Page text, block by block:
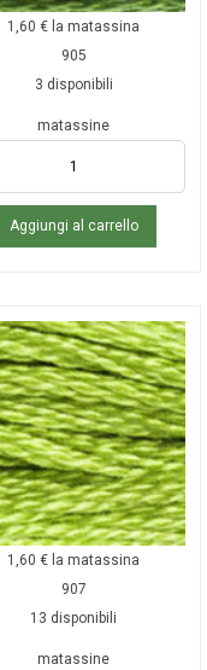
1,60€ la matassina
905
3 disponibili
matassine
Aggiungi al carrello
1,60€ la matassina
907
13 disponibili
matassine